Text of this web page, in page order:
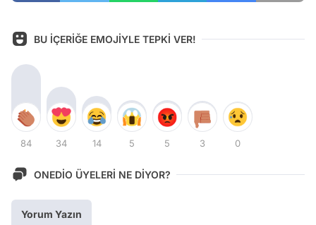
BU İÇERİĞE EMOJİYLE TEPKİ VER!
84 34 14 5 5 3 0
ONEDİO ÜYELERİ NE DİYOR?
Yorum Yazın